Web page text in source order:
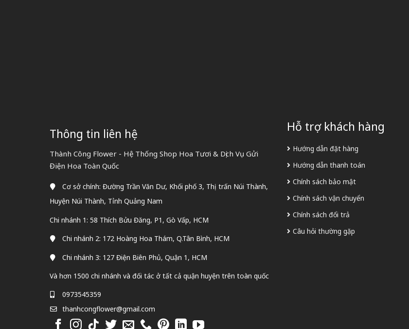
Thông tin liên hệ
Thành Công Flower - Hệ Thống Shop Hoa Tươi & Dịch Vụ Gửi
Điện Hoa Toàn Quốc
Cơ sở chính: Đường Trần Văn Dư, Khối phố 3, Thị trấn Núi Thành,
Huyện Núi Thành, Tỉnh Quảng Nam
Chi nhánh 1: 58 Thích Bửu Đăng, P1, Gò Vấp, HCM
Chi nhánh 2: 172 Hoàng Hoa Thám, Q.Tân Bình, HCM
Chi nhánh 3: 127 Điện Biên Phủ, Quận 1, HCM
Và hơn 1500 chi nhánh và đối tác ở tất cả quận huyện trên toàn quốc
0973545359
thanhcongflower@gmail.com
Hỗ trợ khách hàng
Hướng dẫn đặt hàng
Hướng dẫn thanh toán
Chính sách bảo mật
Chính sách vận chuyển
Chính sách đổi trả
Câu hỏi thường gặp